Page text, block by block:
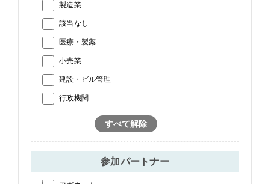
製造業
該当なし
医療・製薬
小売業
建設・ビル管理
行政機関
すべて解除
参加パートナー